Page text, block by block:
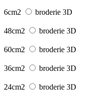
6cm2 broderie 3D
48cm2 broderie 3D
60cm2 broderie 3D
36cm2 broderie 3D
24cm2 broderie 3D